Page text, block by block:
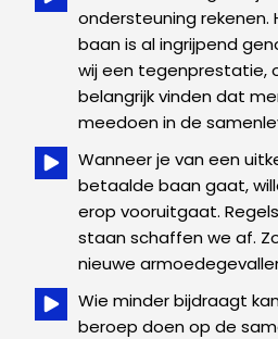
ondersteuning rekenen.
baan is al ingrijpend
wij een tegenprestatie,
belangrijk vinden dat
meedoen in de
Wanneer je van een
betaalde baan gaat,
erop vooruitgaat.
staan schaffen we af.
nieuwe
Wie minder bijdraagt
beroep doen op de